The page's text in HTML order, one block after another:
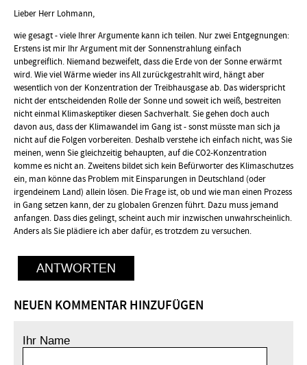
Lieber Herr Lohmann,
wie gesagt - viele Ihrer Argumente kann ich teilen. Nur zwei Entgegnungen:
Erstens ist mir Ihr Argument mit der Sonnenstrahlung einfach
unbegreiflich. Niemand bezweifelt, dass die Erde von der Sonne erwärmt
wird. Wie viel Wärme wieder ins All zurückgestrahlt wird, hängt aber
wesentlich von der Konzentration der Treibhausgase ab. Das widerspricht
nicht der entscheidenden Rolle der Sonne und soweit ich weiß, bestreiten
nicht einmal Klimaskeptiker diesen Sachverhalt. Sie gehen doch auch
davon aus, dass der Klimawandel im Gang ist - sonst müsste man sich ja
nicht auf die Folgen vorbereiten. Deshalb verstehe ich einfach nicht, was Sie
meinen, wenn Sie gleichzeitig behaupten, auf die CO2-Konzentration
komme es nicht an. Zweitens bildet sich kein Befürworter des Klimaschutzes
ein, man könne das Problem mit Einsparungen in Deutschland (oder
irgendeinem Land) allein lösen. Die Frage ist, ob und wie man einen Prozess
in Gang setzen kann, der zu globalen Grenzen führt. Dazu muss jemand
anfangen. Dass dies gelingt, scheint auch mir inzwischen unwahrscheinlich.
Anders als Sie plädiere ich aber dafür, es trotzdem zu versuchen.
ANTWORTEN
NEUEN KOMMENTAR HINZUFÜGEN
Ihr Name